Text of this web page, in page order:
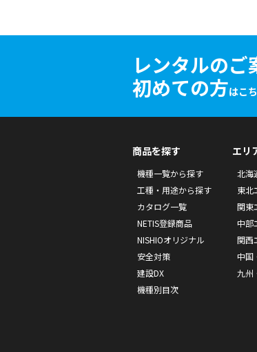
レンタルのご
初めての方はこ
商品を探す
機種一覧から探す
工種・用途から探す
カタログ一覧
NETIS登録商品
NISHIOオリジナル
安全対策
建設DX
機種別目次
エリ
北海
東北
関東
中部
関西
中国
九州